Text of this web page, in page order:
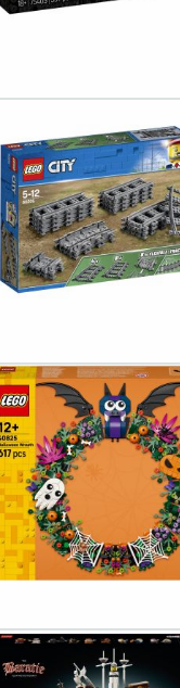
LEGO Star Wars 75405
LEGO City 60205 Schienen und Kurven